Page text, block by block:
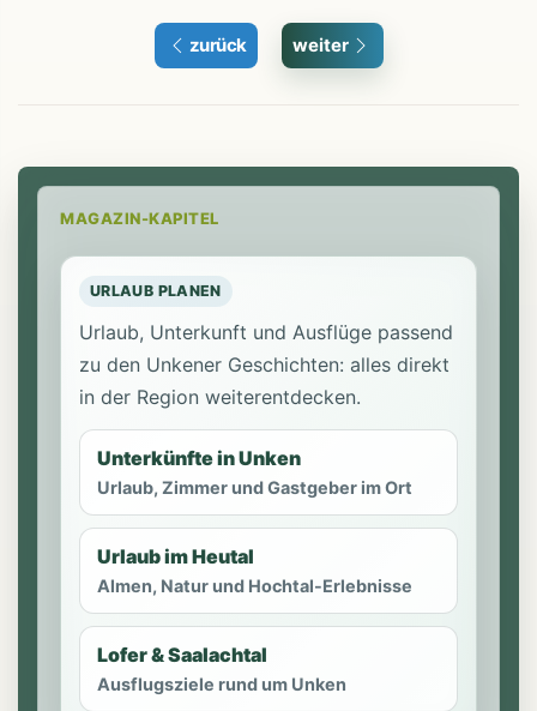
zurück weiter
MAGAZIN-KAPITEL
URLAUB PLANEN
Urlaub, Unterkunft und Ausflüge passend
zu den Unkener Geschichten: alles direkt
in der Region weiterentdecken.
Unterkünfte in Unken
Urlaub, Zimmer und Gastgeber im Ort
Urlaub im Heutal
Almen, Natur und Hochtal-Erlebnisse
Lofer & Saalachtal
Ausflugsziele rund um Unken